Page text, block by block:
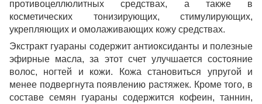
противоцеллюлитных средствах, а также в
косметических тонизирующих, стимулирующих,
укрепляющих и омолаживающих кожу средствах.
Экстракт гуараны содержит антиоксиданты и полезные
эфирные масла, за этот счет улучшается состояние
волос, ногтей и кожи. Кожа становиться упругой и
менее подвергнута появлению растяжек. Кроме того, в
составе семян гуараны содержится кофеин, таннин,